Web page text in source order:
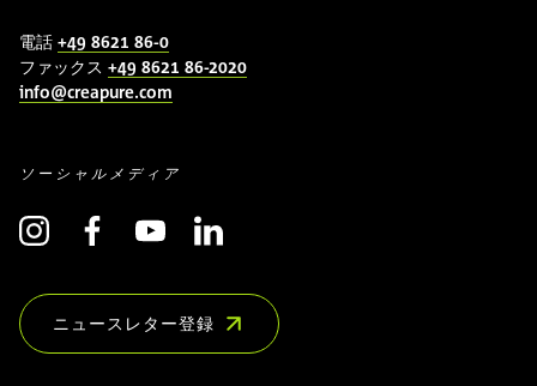
電話 +49 8621 86-0
ファックス +49 8621 86-2020
info@creapure.com
ソーシャルメディア
ニュースレター登録
(COMMON.OPENS_IN_NEW_WINDOW)